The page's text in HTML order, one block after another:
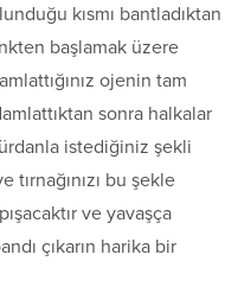
kısmı bantladıktan
başlamak üzere
ojenin tam
sonra halkalar
istediğiniz şekli
bu şekle
ve yavaşça
çıkarın harika bir